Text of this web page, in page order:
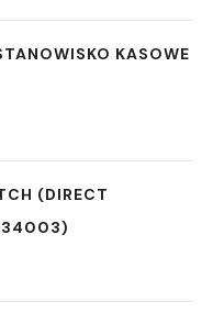
KASOWE
(DIRECT